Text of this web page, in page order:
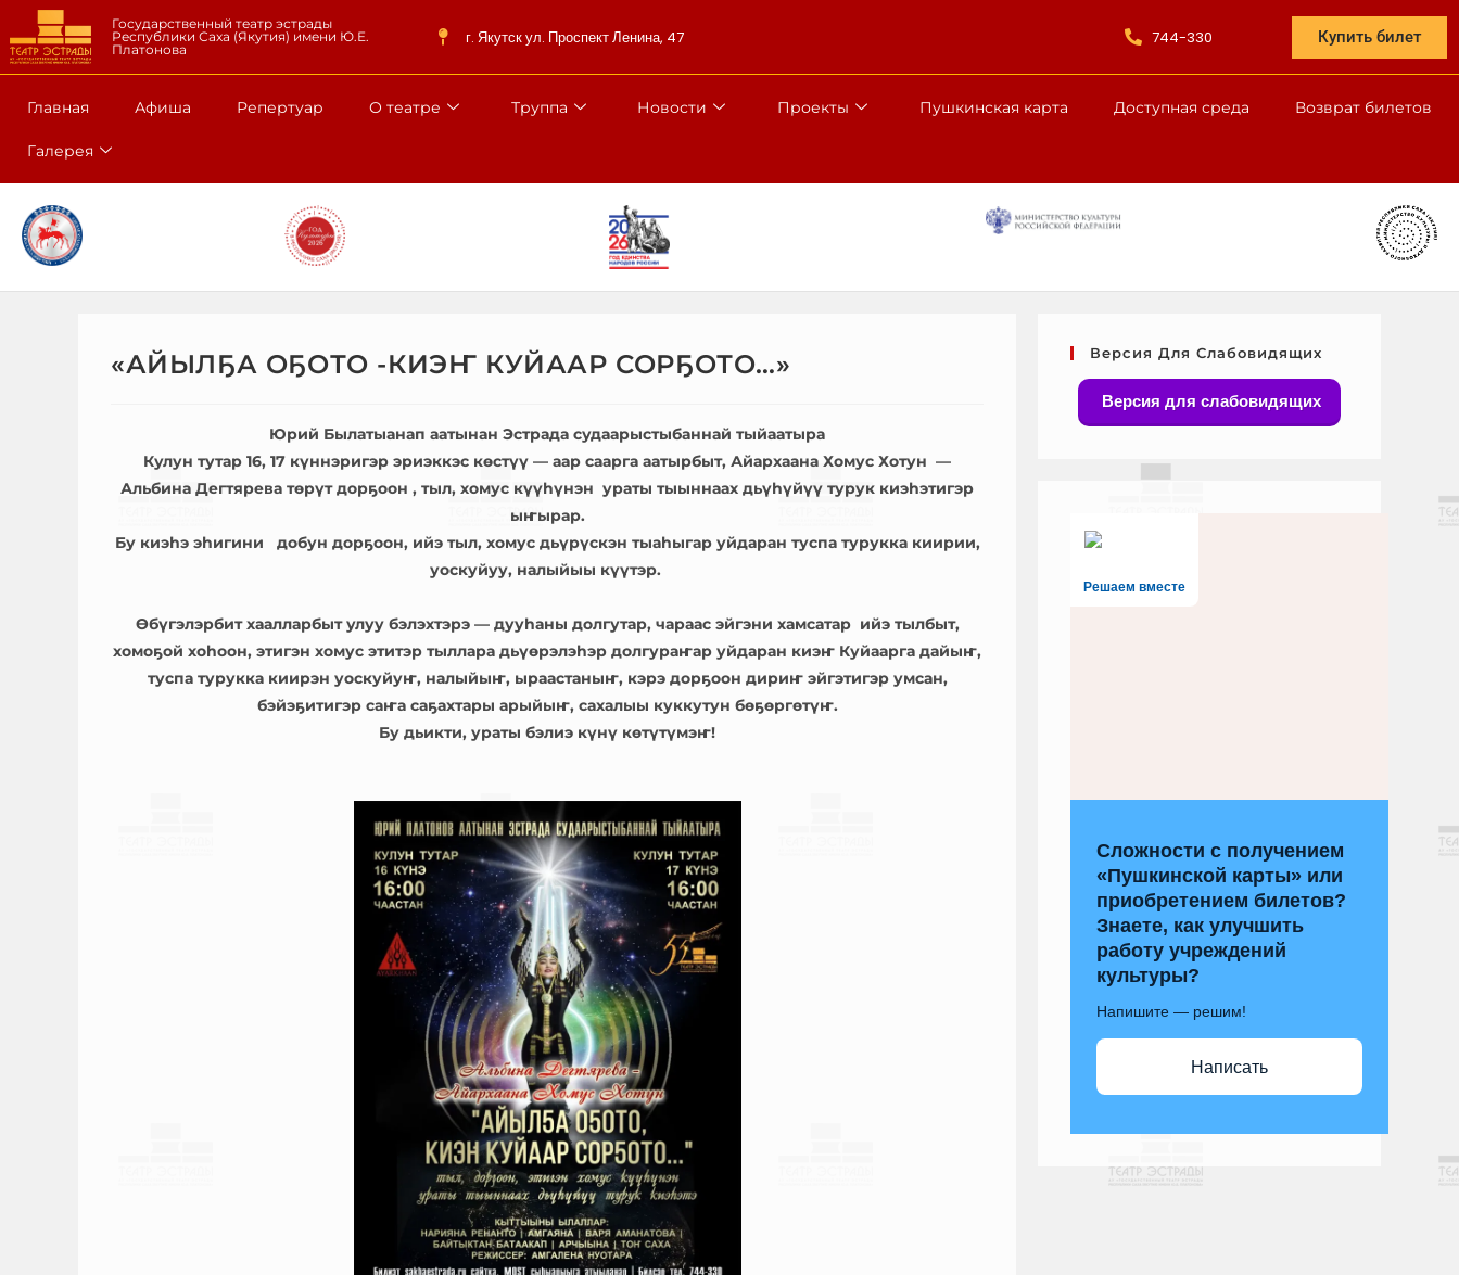
Государственный театр эстрады
Республики Саха (Якутия) имени Ю.Е.
Платонова
г. Якутск ул. Проспект Ленина, 47 744-330 Купить билет
Главная Афиша Репертуар О театре Труппа Новости Проекты Пушкинская карта Доступная среда Возврат билетов
Галерея
«АЙЫЛҔА ОҔОТО -КИЭҤ КУЙААР СОРҔОТО…»
Юрий Былатыанап аатынан Эстрада судаарыстыбаннай тыйаатыра
Кулун тутар 16, 17 күннэригэр эриэккэс көстүү — аар саарга аатырбыт, Айархаана Хомус Хотун —
Альбина Дегтярева төрүт дорҕоон , тыл, хомус күүһүнэн ураты тыыннаах дьүһүйүү турук киэһэтигэр
ыҥырар.
Бу киэһэ эһигини добун дорҕоон, ийэ тыл, хомус дьүрүскэн тыаһыгар уйдаран туспа турукка киирии,
уоскуйуу, налыйыы күүтэр.
Өбүгэлэрбит хаалларбыт улуу бэлэхтэрэ — дууһаны долгутар, чараас эйгэни хамсатар ийэ тылбыт,
хомоҕой хоһоон, этигэн хомус этитэр тыллара дьүөрэлэһэр долгураҥар уйдаран киэҥ Куйаарга дайыҥ,
туспа турукка киирэн уоскуйуҥ, налыйыҥ, ыраастаныҥ, кэрэ дорҕоон дириҥ эйгэтигэр умсан,
бэйэҕитигэр саҥа саҕахтары арыйыҥ, сахалыы куккутун бөҕөргөтүҥ.
Бу дьикти, ураты бэлиэ күнү көтүтүмэҥ!
Версия Для Слабовидящих
Версия для слабовидящих
Решаем вместе
Сложности с получением
«Пушкинской карты» или
приобретением билетов?
Знаете, как улучшить
работу учреждений
культуры?
Напишите — решим!
Написать